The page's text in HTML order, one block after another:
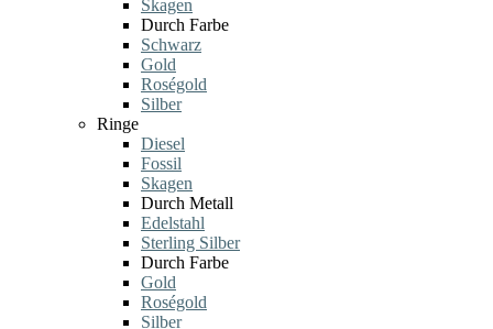
Skagen
Durch Farbe
Schwarz
Gold
Roségold
Silber
Ringe
Diesel
Fossil
Skagen
Durch Metall
Edelstahl
Sterling Silber
Durch Farbe
Gold
Roségold
Silber